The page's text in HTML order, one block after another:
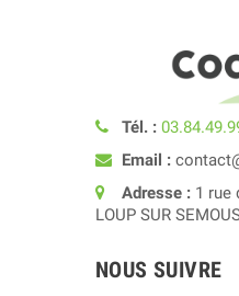
Tél. :
Email :
Adresse : 1 rue
LOUP SUR
NOUS SUIVRE